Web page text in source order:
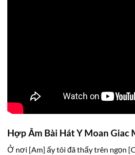
Hợp Âm Bài Hát Y Moan Giac
Ở nơi [Am] ấy tôi đã thấy trên ngọn